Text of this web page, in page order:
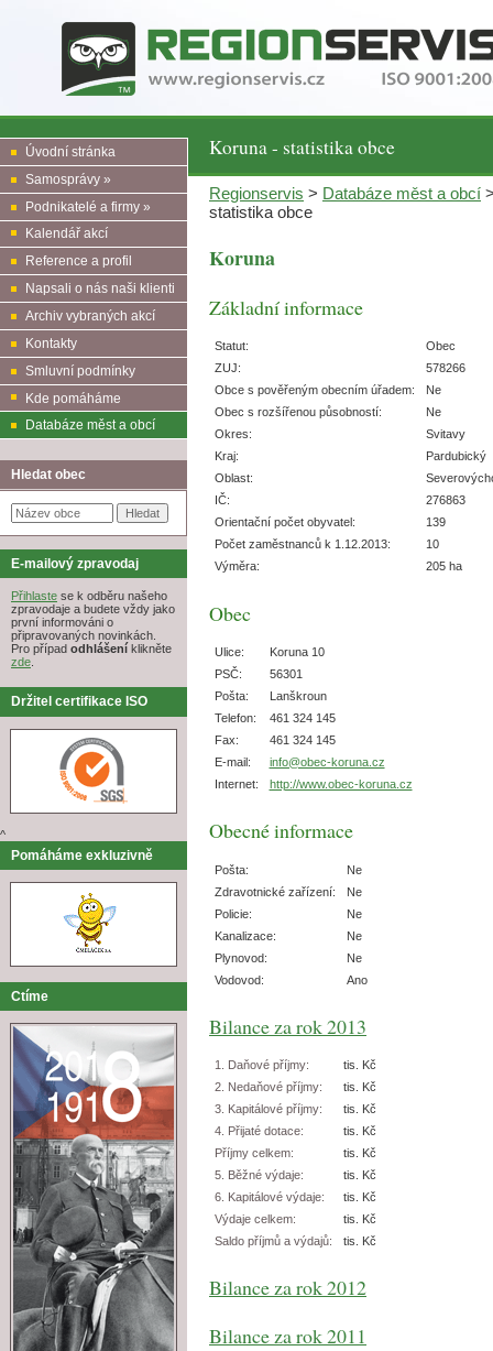
Koruna - statistika obce
Úvodní stránka
Samosprávy »
Podnikatelé a firmy »
Kalendář akcí
Reference a profil
Napsali o nás naši klienti
Archiv vybraných akcí
Kontakty
Smluvní podmínky
Kde pomáháme
Databáze měst a obcí
Hledat obec
E-mailový zpravodaj
Přihlaste se k odběru našeho
zpravodaje a budete vždy jako
první informováni o
připravovaných novinkách.
Pro případ odhlášení klikněte
zde.
Držitel certifikace ISO
^
Pomáháme exkluzivně
Ctíme
Regionservis > Databáze měst a obcí
statistika obce
Koruna
Základní informace
Statut:
Obec
ZUJ:
578266
Obce s pověřeným obecním úřadem:
Ne
Obec s rozšířenou působností:
Ne
Okres:
Svitavy
Kraj:
Pardubický
Oblast:
IČ:
276863
Orientační počet obyvatel:
139
Počet zaměstnanců k 1.12.2013:
10
Výměra:
205 ha
Obec
Ulice:
Koruna 10
PSČ:
56301
Pošta:
Lanškroun
Telefon:
461 324 145
Fax:
461 324 145
E-mail:
info@obec-koruna.cz
Internet:
http://www.obec-koruna.cz
Obecné informace
Pošta:
Ne
Zdravotnické zařízení:
Ne
Policie:
Ne
Kanalizace:
Ne
Plynovod:
Ne
Vodovod:
Ano
Bilance za rok 2013
1. Daňové příjmy:
tis. Kč
2. Nedaňové příjmy:
tis. Kč
3. Kapitálové příjmy:
tis. Kč
4. Přijaté dotace:
tis. Kč
Příjmy celkem:
tis. Kč
5. Běžné výdaje:
tis. Kč
6. Kapitálové výdaje:
tis. Kč
Výdaje celkem:
tis. Kč
Saldo příjmů a výdajů:
tis. Kč
Bilance za rok 2012
Bilance za rok 2011